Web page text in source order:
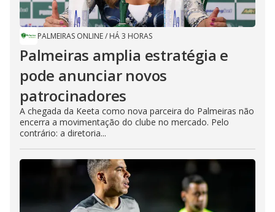
PALMEIRAS ONLINE/ HÁ 3 HORAS
Palmeiras amplia estratégia e
pode anunciar novos
patrocinadores
A chegada da Keeta como nova parceira do Palmeiras não
encerra a movimentação do clube no mercado. Pelo
contrário: a diretoria...